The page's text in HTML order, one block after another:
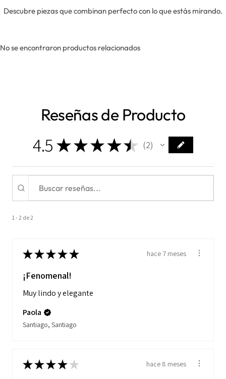
Descubre piezas que combinan perfecto con lo que estás mirando.
No se encontraron productos relacionados
Reseñas de Producto
4.5 ★ ★ ★★★ 2
2
1 - 2 de 2
★★★★★ hace 7 meses
¡Fenomenal!
Muy lindo y elegante
Paola
Santiago, Santiago
★★★★ ★ hace 8 meses